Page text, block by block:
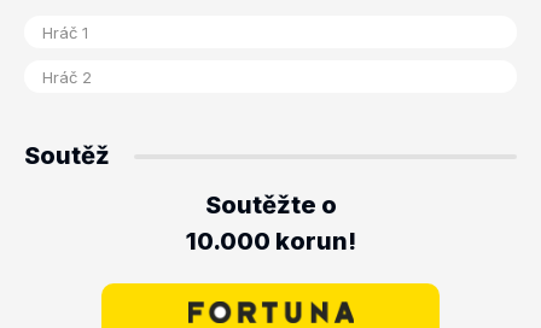
Soutěž
Soutěžte o
10.000 korun!